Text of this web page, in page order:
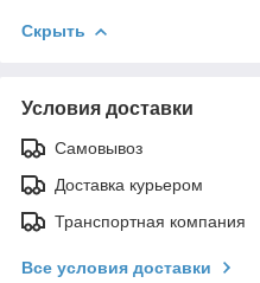
Скрыть
Условия доставки
Самовывоз
Доставка курьером
Транспортная компания
Все условия доставки